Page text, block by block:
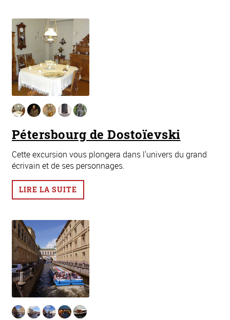
​Pétersbourg de Dostoïevski
Cette excursion vous plongera dans l'univers du grand
écrivain et de ses personnages.
LIRE LA SUITE